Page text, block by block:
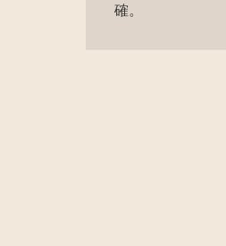
確。